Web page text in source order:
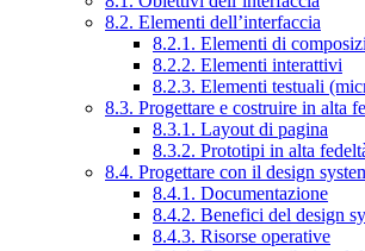
8.2. Elementi dell’interfaccia
8.2.1. Elementi di
8.2.2. Elementi interattivi
8.2.3. Elementi testuali
8.3. Progettare e costruire in alta
8.3.1. Layout di pagina
8.3.2. Prototipi in alta
8.4. Progettare con il design
8.4.1. Documentazione
8.4.2. Benefici del design
8.4.3. Risorse operative